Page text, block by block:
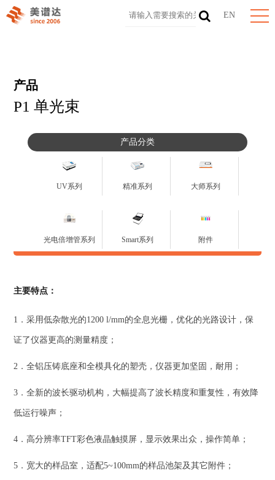
EN
产品
P1 单光束
产品分类
UV系列 精准系列 大师系列
光电倍增管系列 Smart系列 附件
主要特点：
1．采用低杂散光的1200 l/mm的全息光栅，优化的光路设计，保
证了仪器更高的测量精度；
2．全铝压铸底座和全模具化的塑壳，仪器更加坚固，耐用；
3．全新的波长驱动机构，大幅提高了波长精度和重复性，有效降
低运行噪声；
4．高分辨率TFT彩色液晶触摸屏，显示效果出众，操作简单；
5．宽大的样品室，适配5~100mm的样品池架及其它附件；